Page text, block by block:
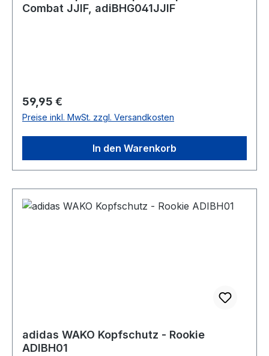
Combat JJIF, adiBHG041JJIF
Regulärer Preis:
59,95 €
Preise inkl. MwSt. zzgl. Versandkosten
In den Warenkorb
adidas WAKO Kopfschutz - Rookie
ADIBH01